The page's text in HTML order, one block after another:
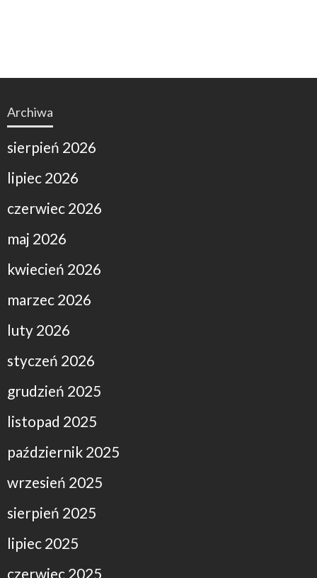
Archiwa
sierpień 2026
lipiec 2026
czerwiec 2026
maj 2026
kwiecień 2026
marzec 2026
luty 2026
styczeń 2026
grudzień 2025
listopad 2025
październik 2025
wrzesień 2025
sierpień 2025
lipiec 2025
czerwiec 2025